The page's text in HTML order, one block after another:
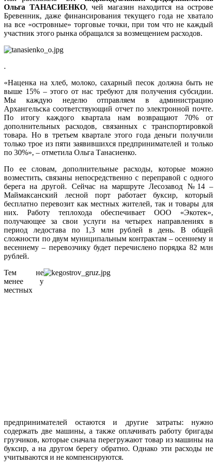
Ольга ТАНАСИЕНКО, чей магазин находится на острове
Бревенник, даже финансирования текущего года не хватало
на все «островные» торговые точки, при том что не каждый
участник этого рынка обращался за возмещением расходов.
.
«Наценка на хлеб, молоко, сахарный песок должна быть не
выше 15% – этого от нас требуют для получения субсидии.
Мы каждую неделю отправляем в администрацию
Архангельска соответствующий отчет по электронной почте.
По итогу каждого квартала нам возвращают 70% от
дополнительных расходов, связанных с транспортировкой
товара. Но в третьем квартале этого года деньги получили
только трое из пяти заявившихся предпринимателей и только
по 30%», – отметила Ольга Танасиенко.
По ее словам, дополнительные расходы, которые можно
возместить, связаны непосредственно с переправой с одного
берега на другой. Сейчас на маршруте Лесозавод №14 –
Маймаксанский лесной порт работает буксир, который
бесплатно перевозит как местных жителей, так и товары для
них. Работу теплохода обеспечивает ООО «Экотек»,
получающее за свои услуги на четырех направлениях в
период ледостава по 1,3 млн рублей в день. В общей
сложности по двум муниципальным контрактам – осеннему и
весеннему – перевозчику будет перечислено порядка 82 млн
рублей.
Тем не
менее у
местных
предпринимателей остаются и другие затраты: нужно
содержать две машины, а также оплачивать работу бригады
грузчиков, которые сначала перегружают товар из машины на
буксир, а на другом берегу обратно. Однако эти расходы не
учитываются и не компенсируются.